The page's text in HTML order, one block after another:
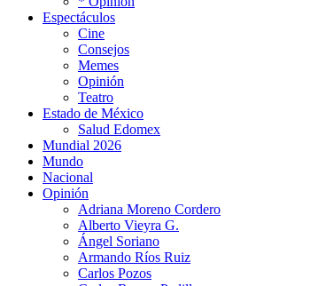
Espectáculos
Cine
Consejos
Memes
Opinión
Teatro
Estado de México
Salud Edomex
Mundial 2026
Mundo
Nacional
Opinión
Adriana Moreno Cordero
Alberto Vieyra G.
Ángel Soriano
Armando Ríos Ruiz
Carlos Pozos